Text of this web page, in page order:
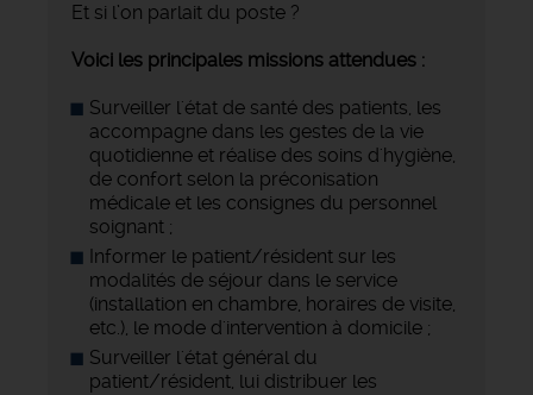
Et si l’on parlait du poste ?
Voici les principales missions attendues :
Surveiller l'état de santé des patients, les
accompagne dans les gestes de la vie
quotidienne et réalise des soins d'hygiène,
de confort selon la préconisation
médicale et les consignes du personnel
soignant ;
Informer le patient/résident sur les
modalités de séjour dans le service
(installation en chambre, horaires de visite,
etc.), le mode d'intervention à domicile ;
Surveiller l'état général du
patient/résident, lui distribuer les